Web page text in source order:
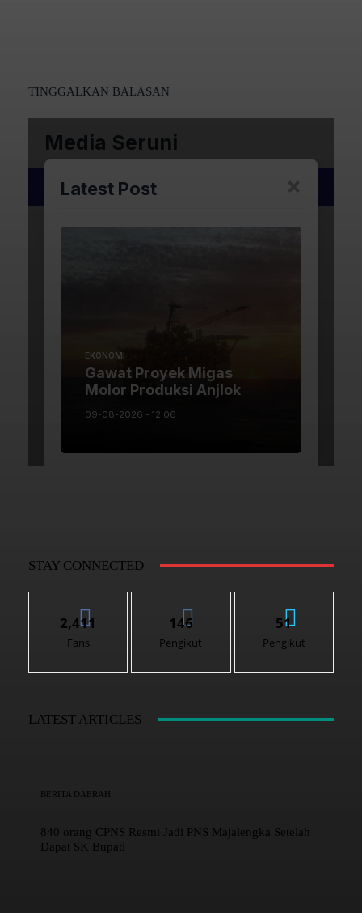
TINGGALKAN BALASAN
STAY CONNECTED
2,411
Fans
146
Pengikut
51
Pengikut
LATEST ARTICLES
BERITA DAERAH
840 orang CPNS Resmi Jadi PNS Majalengka Setelah
Dapat SK Bupati